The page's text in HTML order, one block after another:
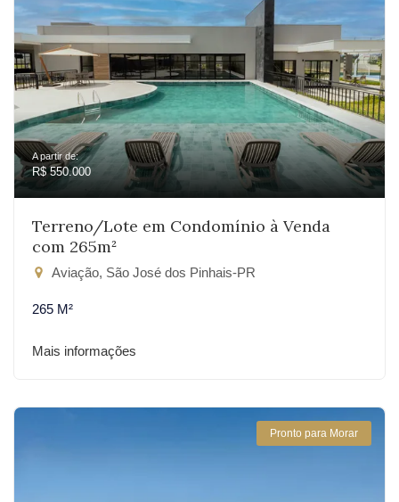
A partir de:
R$ 550.000
Terreno/Lote em Condomínio à Venda
com 265m²
Aviação, São José dos Pinhais-PR
265 M²
Mais informações
Pronto para Morar